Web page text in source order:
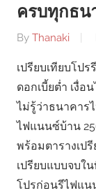
ครบทุกธน
By Thanaki
เปรียบเทียบโป
ดอกเบี้ยต่ำ เงื่
ไม่รู้ว่าธนาคาร
ไฟแนนซ์บ้าน
พร้อมตารางเป
เปรียบแบบจบใน
โปรก่อนรีไฟแน